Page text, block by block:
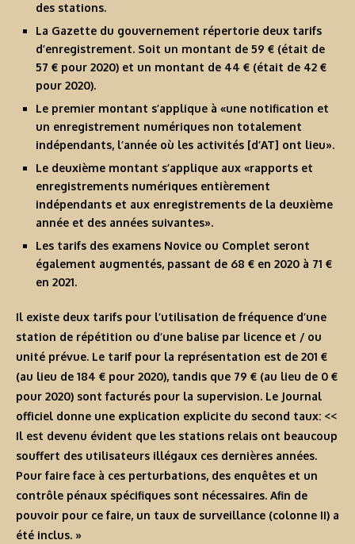
des stations.
La Gazette du gouvernement répertorie deux tarifs
d’enregistrement. Soit un montant de 59 € (était de
57 € pour 2020) et un montant de 44 € (était de 42 €
pour 2020).
Le premier montant s’applique à «une notification et
un enregistrement numériques non totalement
indépendants, l’année où les activités [d’AT] ont lieu».
Le deuxième montant s’applique aux «rapports et
enregistrements numériques entièrement
indépendants et aux enregistrements de la deuxième
année et des années suivantes».
Les tarifs des examens Novice ou Complet seront
également augmentés, passant de 68 € en 2020 à 71 €
en 2021.
Il existe deux tarifs pour l’utilisation de fréquence d’une
station de répétition ou d’une balise par licence et / ou
unité prévue. Le tarif pour la représentation est de 201 €
(au lieu de 184 € pour 2020), tandis que 79 € (au lieu de 0 €
pour 2020) sont facturés pour la supervision. Le Journal
officiel donne une explication explicite du second taux: <<
Il est devenu évident que les stations relais ont beaucoup
souffert des utilisateurs illégaux ces dernières années.
Pour faire face à ces perturbations, des enquêtes et un
contrôle pénaux spécifiques sont nécessaires. Afin de
pouvoir pour ce faire, un taux de surveillance (colonne II) a
été inclus. »